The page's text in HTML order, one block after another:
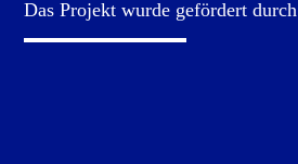
Das Projekt wurde gefördert durch